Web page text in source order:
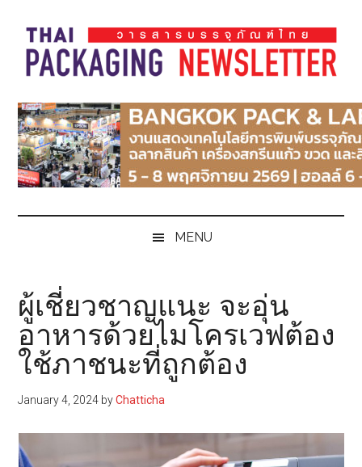
main
content
secondary
menu
primary
sidebar
footer
Thai
Pack
Magazine
Pack
Magazine
MENU
ผู้เชี่ยวชาญแนะ จะอุ่น
อาหารด้วยไมโครเวฟต้อง
ใช้ภาชนะที่ถูกต้อง
January 4, 2024 byChatticha